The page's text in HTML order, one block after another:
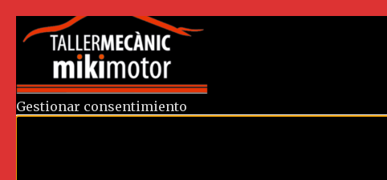
Gestionar consentimiento